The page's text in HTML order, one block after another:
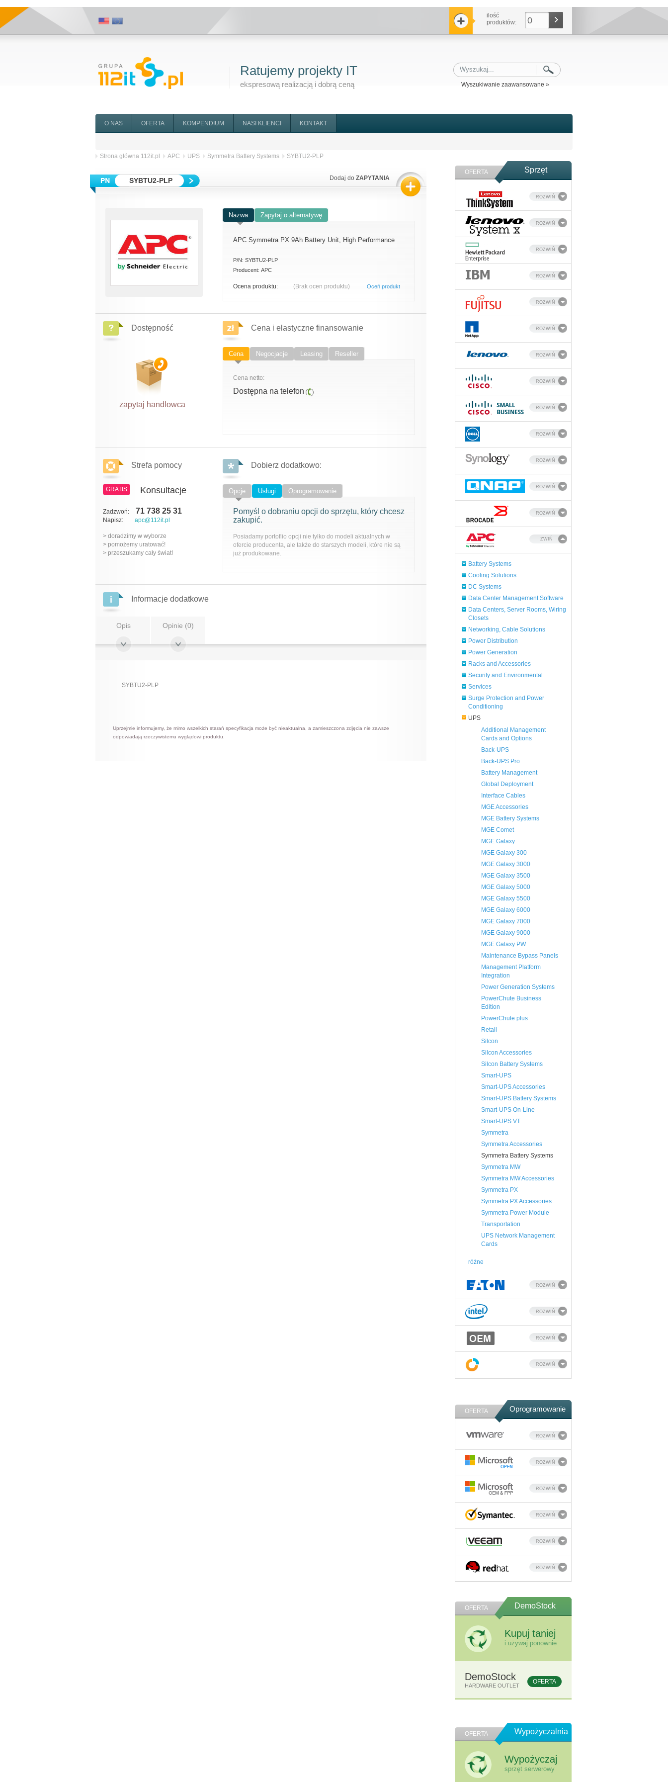
ilość
produktów:
0
Ratujemy projekty IT
ekspresową realizacją i dobrą ceną Wyszukiwanie zaawansowane »
O NAS OFERTA KOMPENDIUM NASI KLIENCI KONTAKT
OFERTA Sprzęt
ROZWIŃ
ROZWIŃ
ROZWIŃ
ROZWIŃ
ROZWIŃ
ROZWIŃ
ROZWIŃ
ROZWIŃ
ROZWIŃ
ROZWIŃ
ROZWIŃ
ROZWIŃ
ROZWIŃ
ZWIŃ
Battery Systems
Cooling Solutions
DC Systems
Data Center Management Software
Data Centers, Server Rooms, Wiring
Closets
Networking, Cable Solutions
Power Distribution
Power Generation
Racks and Accessories
Security and Environmental
Services
Surge Protection and Power
Conditioning
UPS
Additional Management
Cards and Options
Back-UPS
Back-UPS Pro
Battery Management
Global Deployment
Interface Cables
MGE Accessories
MGE Battery Systems
MGE Comet
MGE Galaxy
MGE Galaxy 300
MGE Galaxy 3000
MGE Galaxy 3500
MGE Galaxy 5000
MGE Galaxy 5500
MGE Galaxy 6000
MGE Galaxy 7000
MGE Galaxy 9000
MGE Galaxy PW
Maintenance Bypass Panels
Management Platform
Integration
Power Generation Systems
PowerChute Business
Edition
PowerChute plus
Retail
Silcon
Silcon Accessories
Silcon Battery Systems
Smart-UPS
Smart-UPS Accessories
Smart-UPS Battery Systems
Smart-UPS On-Line
Smart-UPS VT
Symmetra
Symmetra Accessories
Symmetra Battery Systems
Symmetra MW
Symmetra MW Accessories
Symmetra PX
Symmetra PX Accessories
Symmetra Power Module
Transportation
UPS Network Management
Cards
różne
ROZWIŃ
ROZWIŃ
ROZWIŃ
ROZWIŃ
OFERTA Oprogramowanie
ROZWIŃ
ROZWIŃ
ROZWIŃ
ROZWIŃ
ROZWIŃ
ROZWIŃ
OFERTA DemoStock
Kupuj taniej
i używaj ponownie
DemoStock OFERTA
HARDWARE OUTLET
OFERTA Wypożyczalnia
Wypożyczaj
sprzęt serwerowy
Strona główna 112it.pl APC UPS Symmetra Battery Systems SYBTU2-PLP
SYBTU2-PLP Dodaj do ZAPYTANIA
Nazwa Zapytaj o alternatywę
APC Symmetra PX 9Ah Battery Unit, High Performance
P/N: SYBTU2-PLP
Producent: APC
Ocena produktu: (Brak ocen produktu) Oceń produkt
Dostępność
zapytaj handlowca
Cena i elastyczne finansowanie
Cena Negocjacje Leasing Reseller
Cena netto:
Dostępna na telefon
Strefa pomocy
GRATIS Konsultacje
Zadzwoń: 71 738 25 31
Napisz: apc@112it.pl
> doradzimy w wyborze
> pomożemy uratować!
> przeszukamy cały świat!
Dobierz dodatkowo:
Opcje Usługi Oprogramowanie
Pomyśl o dobraniu opcji do sprzętu, który chcesz
zakupić.
Posiadamy portoflio opcji nie tylko do modeli aktualnych w
ofercie producenta, ale także do starszych modeli, które nie są
już produkowane.
Informacje dodatkowe
Opis Opinie (0)
SYBTU2-PLP
Uprzejmie informujemy, że mimo wszelkich starań specyfikacja może być nieaktualna, a zamieszczona zdjęcia nie zawsze
odpowiadają rzeczywistemu wyglądowi produktu.